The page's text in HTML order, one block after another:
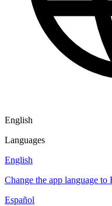
English
Languages
English
Change the app language to
Español